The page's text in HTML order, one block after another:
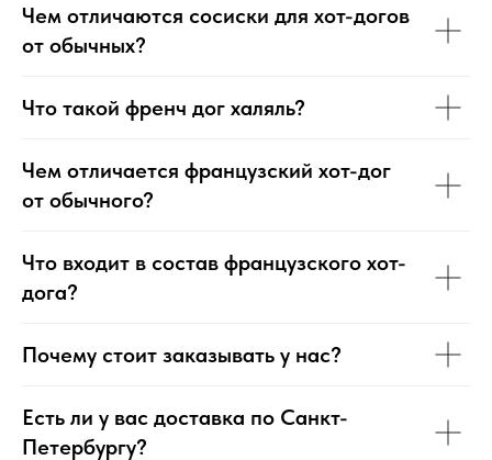
Чем отличаются сосиски для хот-догов
от обычных?
Что такой френч дог халяль?
Чем отличается французский хот-дог
от обычного?
Что входит в состав французского хот-
дога?
Почему стоит заказывать у нас?
Есть ли у вас доставка по Санкт-
Петербургу?